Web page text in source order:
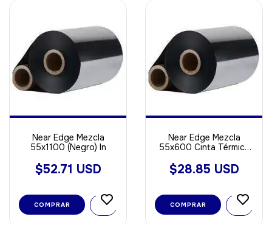
Near Edge Mezcla
55x1100 (Negro) In
$52.71 USD
Near Edge Mezcla
55x600 Cinta Térmica
$28.85 USD